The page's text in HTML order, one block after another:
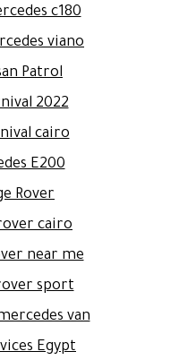
c180
viano
Patrol
2022
cairo
E200
Rover
cairo
near me
sport
van
Egypt